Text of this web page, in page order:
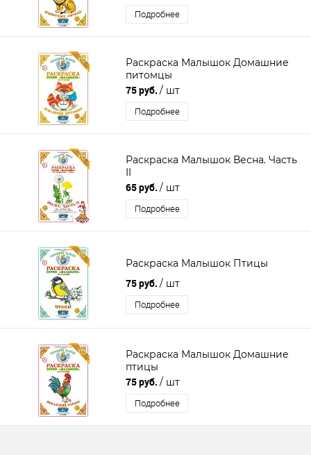
Подробнее
Раскраска Малышок Домашние
питомцы
75 руб. / шт
Подробнее
Раскраска Малышок Весна. Часть
II
65 руб. / шт
Подробнее
Раскраска Малышок Птицы
75 руб. / шт
Подробнее
Раскраска Малышок Домашние
птицы
75 руб. / шт
Подробнее